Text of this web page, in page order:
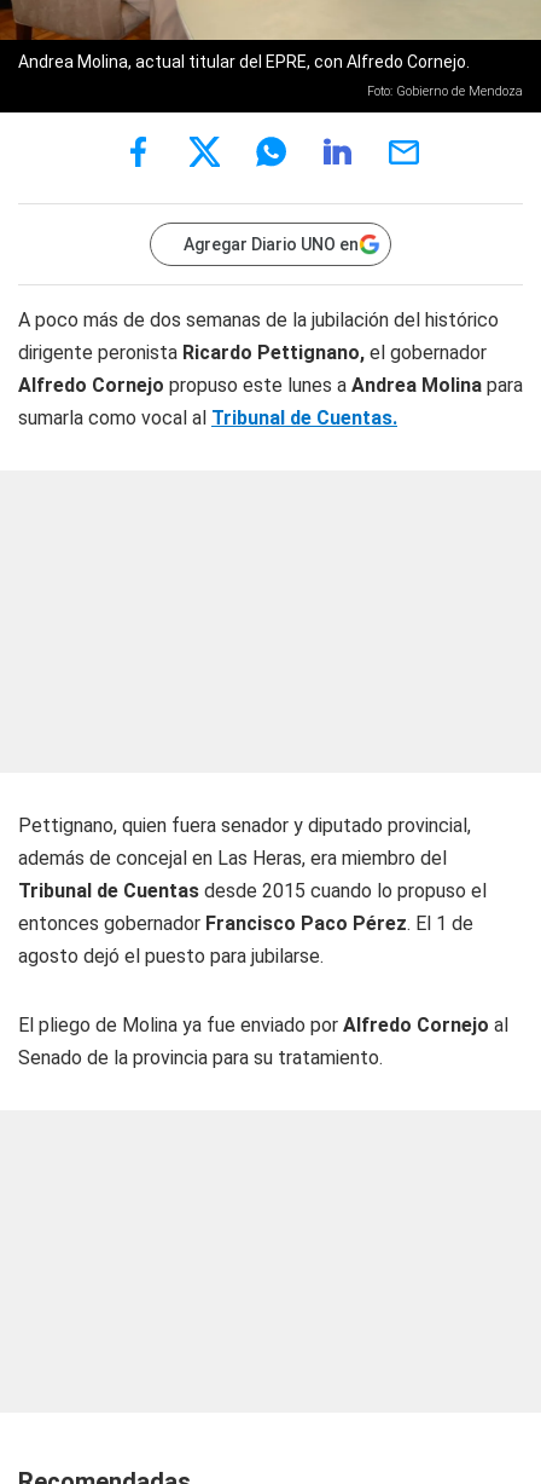
Andrea Molina, actual titular del EPRE, con Alfredo Cornejo.
Foto: Gobierno de Mendoza
Agregar Diario UNO en
A poco más de dos semanas de la jubilación del histórico
dirigente peronista Ricardo Pettignano, el gobernador
Alfredo Cornejo propuso este lunes a Andrea Molina para
sumarla como vocal al Tribunal de Cuentas.
Pettignano, quien fuera senador y diputado provincial,
además de concejal en Las Heras, era miembro del
Tribunal de Cuentas desde 2015 cuando lo propuso el
entonces gobernador Francisco Paco Pérez. El 1 de
agosto dejó el puesto para jubilarse.
El pliego de Molina ya fue enviado por Alfredo Cornejo al
Senado de la provincia para su tratamiento.